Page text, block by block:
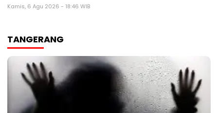
Kamis, 6 Agu 2026 - 18:46 WIB
TANGERANG